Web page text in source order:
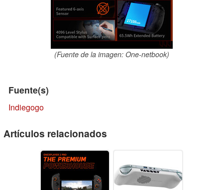
(Fuente de la imagen: One-netbook)
Fuente(s)
Indiegogo
Artículos relacionados